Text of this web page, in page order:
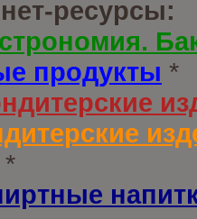
ресурсы:
продукты *
*